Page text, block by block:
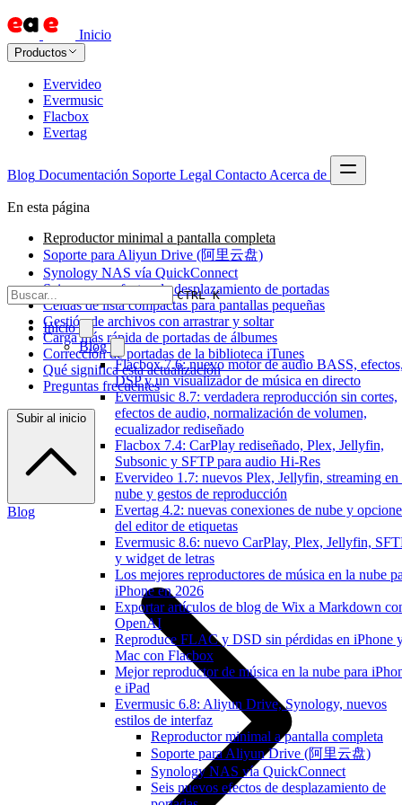
Inicio
Productos
Evervideo
Evermusic
Flacbox
Evertag
Blog Documentación Soporte Legal Contacto Acerca de
CTRL K
Inicio
Blog
Flacbox 7.6: nuevo motor de audio BASS,
DSP y un visualizador de música en directo
Evermusic 8.7: verdadera reproducción sin cortes,
efectos de audio, normalización de volumen,
ecualizador rediseñado
Flacbox 7.4: CarPlay rediseñado, Plex, Jellyfin,
Subsonic y SFTP para audio Hi-Res
Evervideo 1.7: nuevos Plex, Jellyfin, streaming en
nube y gestos de reproducción
Evertag 4.2: nuevas conexiones de nube y
del editor de etiquetas
Evermusic 8.6: nuevo CarPlay, Plex, Jellyfin,
y widget de letras
Los mejores reproductores de música en la nube
iPhone en 2026
Exportar artículos de blog de Wix a Markdown
OpenAI
Reproduce FLAC y DSD sin pérdidas en iPhone
Mac con Flacbox
Mejor reproductor de música en la nube para
e iPad
Evermusic 6.8: Aliyun Drive, Synology, nuevos
estilos de interfaz
Reproductor minimal a pantalla completa
Soporte para Aliyun Drive (阿里云盘)
Synology NAS vía QuickConnect
Seis nuevos efectos de desplazamiento de
En esta página
Reproductor minimal a pantalla completa
Soporte para Aliyun Drive (阿里云盘)
Synology NAS vía QuickConnect
Seis nuevos efectos de desplazamiento de portadas
Celdas de lista compactas para pantallas pequeñas
Gestión de archivos con arrastrar y soltar
Carga más rápida de portadas de álbumes
Corrección de portadas de la biblioteca iTunes
Qué significa esta actualización
Preguntas frecuentes
Subir al inicio
Blog